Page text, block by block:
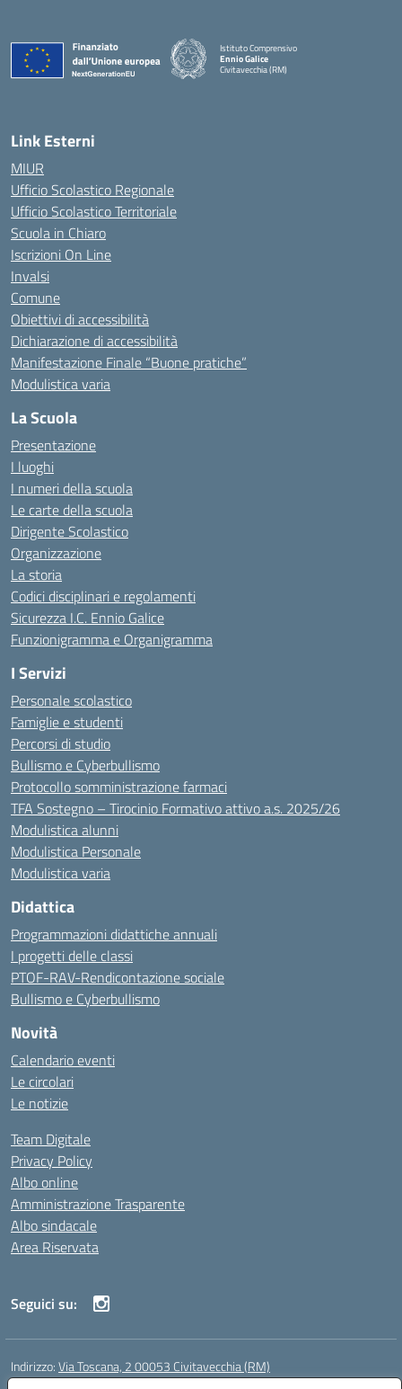
Istituto Comprensivo
Ennio Galice
Civitavecchia (RM)
Link Esterni
MIUR
Ufficio Scolastico Regionale
Ufficio Scolastico Territoriale
Scuola in Chiaro
Iscrizioni On Line
Invalsi
Comune
Obiettivi di accessibilità
Dichiarazione di accessibilità
Manifestazione Finale “Buone pratiche”
Modulistica varia
La Scuola
Presentazione
I luoghi
I numeri della scuola
Le carte della scuola
Dirigente Scolastico
Organizzazione
La storia
Codici disciplinari e regolamenti
Sicurezza I.C. Ennio Galice
Funzionigramma e Organigramma
I Servizi
Personale scolastico
Famiglie e studenti
Percorsi di studio
Bullismo e Cyberbullismo
Protocollo somministrazione farmaci
TFA Sostegno – Tirocinio Formativo attivo a.s. 2025/26
Modulistica alunni
Modulistica Personale
Modulistica varia
Didattica
Programmazioni didattiche annuali
I progetti delle classi
PTOF-RAV-Rendicontazione sociale
Bullismo e Cyberbullismo
Novità
Calendario eventi
Le circolari
Le notizie
Team Digitale
Privacy Policy
Albo online
Amministrazione Trasparente
Albo sindacale
Area Riservata
Seguici su:
Indirizzo:Via Toscana, 2 00053 Civitavecchia (RM)
Centralino: